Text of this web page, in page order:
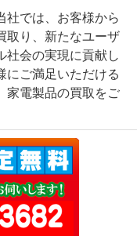
社では、お客様から
取り、新たなユーザ
社会の実現に貢献し
にご満足いただける
家電製品の買取をご